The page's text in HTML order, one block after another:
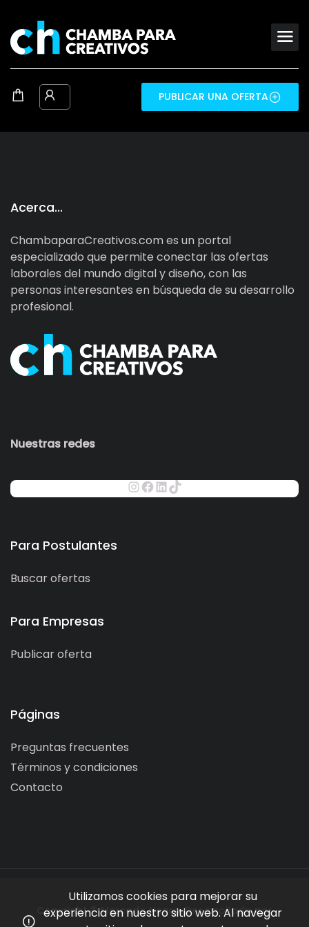
PUBLICAR UNA OFERTA
Acerca…
ChambaparaCreativos.com es un portal
especializado que permite conectar las ofertas
laborales del mundo digital y diseño, con las
personas interesantes en búsqueda de su desarrollo
profesional.
Nuestras redes
Para Postulantes
Buscar ofertas
Para Empresas
Publicar oferta
Páginas
Preguntas frecuentes
Términos y condiciones
Contacto
Copyright © Mercado Negro. Desarrollado por
Utilizamos cookies para mejorar su
experiencia en nuestro sitio web. Al navegar